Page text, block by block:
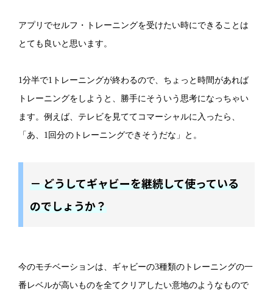
アプリでセルフ・トレーニングを受けたい時にできることは
とても良いと思います。
1分半で1トレーニングが終わるので、ちょっと時間があれば
トレーニングをしようと、勝手にそういう思考になっちゃい
ます。例えば、テレビを見ててコマーシャルに入ったら、
「あ、1回分のトレーニングできそうだな」と。
－ どうしてギャビーを継続して使っている
のでしょうか？
今のモチベーションは、ギャビーの3種類のトレーニングの一
番レベルが高いものを全てクリアしたい意地のようなもので